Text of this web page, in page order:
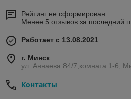
Рейтинг не сформирован
Менее 5 отзывов за последний
Работает с 13.08.2021
г. Минск
ул. Аннаева 84/7,комната 1-6,
Контакты